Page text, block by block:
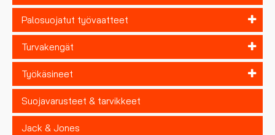
Palosuojatut työvaatteet
Turvakengät
Työkäsineet
Suojavarusteet & tarvikkeet
Jack & Jones